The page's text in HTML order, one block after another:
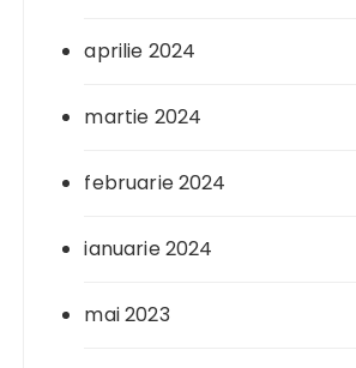
aprilie 2024
martie 2024
februarie 2024
ianuarie 2024
mai 2023